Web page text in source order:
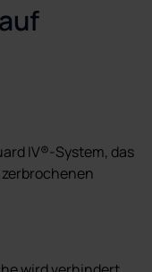
IV®-System, das